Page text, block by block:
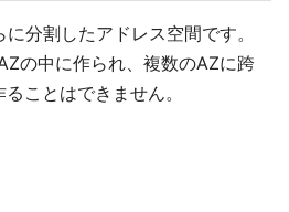
分割したアドレス空間です。
の中に作られ、複数のAZに跨
ことはできません。